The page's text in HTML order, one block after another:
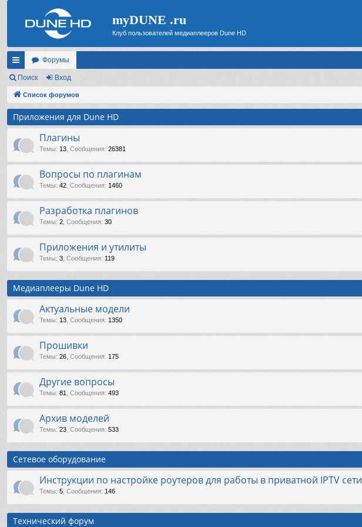
myDUNE .ru
Клуб пользователей медиаплееров Dune HD
с
ы
лк
и
Форумы
Поиск Вход
Список форумов
Приложения для Dune HD
Плагины
Темы: 13 Сообщения: 26381
Вопросы по плагинам
Темы: 42 Сообщения: 1460
Разработка плагинов
Темы: 2 Сообщения: 30
Приложения и утилиты
Темы: 3 Сообщения: 119
Медиаплееры Dune HD
Актуальные модели
Темы: 13 Сообщения: 1350
Прошивки
Темы: 26 Сообщения: 175
Другие вопросы
Темы: 81 Сообщения: 493
Архив моделей
Темы: 23 Сообщения: 533
Сетевое оборудование
Инструкции по настройке роутеров для работы в приватной IPTV сети
Темы: 5 Сообщения: 146
Технический форум